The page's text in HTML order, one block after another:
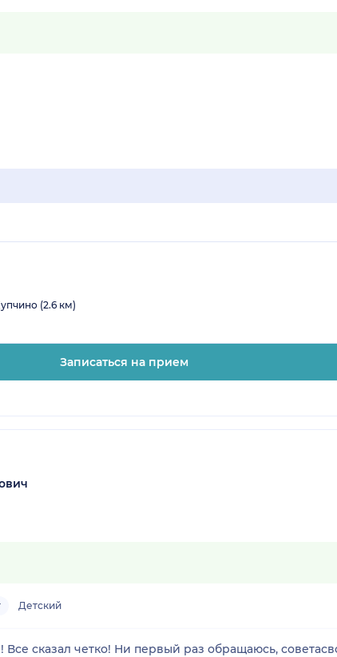
(2.6 км)
Записаться на прием
Детский
сказал четко! Ни первый раз обращаюсь,